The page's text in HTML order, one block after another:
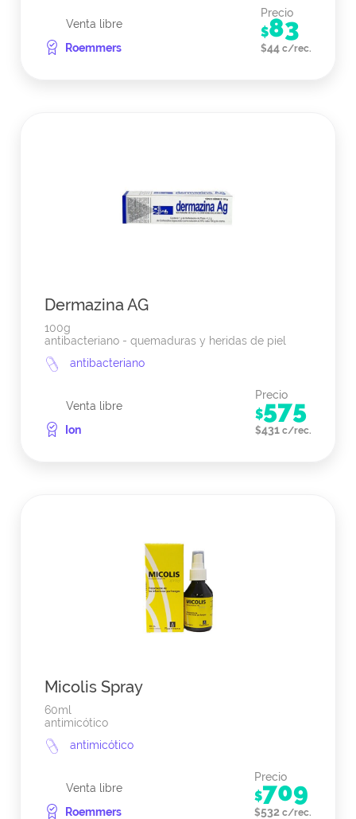
Venta libre
Roemmers
Precio
$83
$44 c/rec.
Dermazina AG
100g
antibacteriano - quemaduras y heridas de piel
antibacteriano
Venta libre
Ion
Precio
$575
$431 c/rec.
Micolis Spray
60ml
antimicótico
antimicótico
Venta libre
Roemmers
Precio
$709
$532 c/rec.